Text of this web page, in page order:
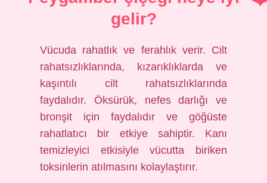
gelir?
Vücuda rahatlık ve ferahlık verir. Cilt
rahatsızlıklarında, kızarıklıklarda ve
kaşıntılı cilt rahatsızlıklarında
faydalıdır. Öksürük, nefes darlığı ve
bronşit için faydalıdır ve göğüste
rahatlatıcı bir etkiye sahiptir. Kanı
temizleyici etkisiyle vücutta biriken
toksinlerin atılmasını kolaylaştırır.